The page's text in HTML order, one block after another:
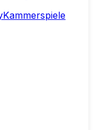
Kammerspiele